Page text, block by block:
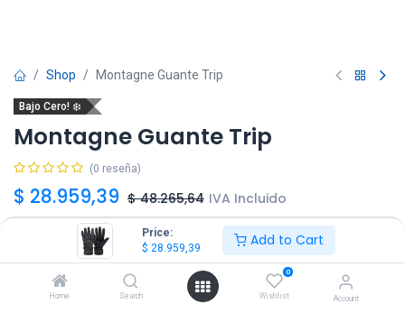
Price:
$ 28.959,39 Add to Cart
Home Search
0
Wishlist Account
Shop Montagne Guante Trip
Bajo Cero! ❄️
Montagne Guante Trip
(0 reseña)
$ 28.959,39 $48.265,64 IVA Incluido